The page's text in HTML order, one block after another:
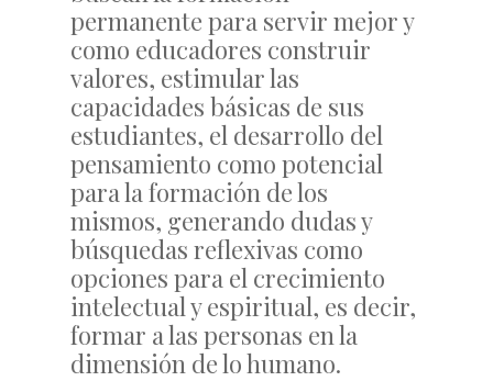
permanente para servir mejor y
como educadores construir
valores, estimular las
capacidades básicas de sus
estudiantes, el desarrollo del
pensamiento como potencial
para la formación de los
mismos, generando dudas y
búsquedas reflexivas como
opciones para el crecimiento
intelectual y espiritual, es decir,
formar a las personas en la
dimensión de lo humano.